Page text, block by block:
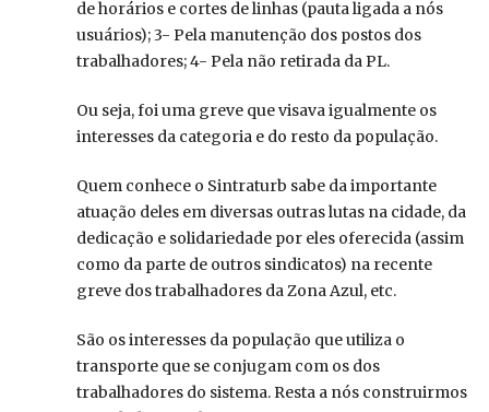
de horários e cortes de linhas (pauta ligada a nós
usuários); 3- Pela manutenção dos postos dos
trabalhadores; 4- Pela não retirada da PL.
Ou seja, foi uma greve que visava igualmente os
interesses da categoria e do resto da população.
Quem conhece o Sintraturb sabe da importante
atuação deles em diversas outras lutas na cidade, da
dedicação e solidariedade por eles oferecida (assim
como da parte de outros sindicatos) na recente
greve dos trabalhadores da Zona Azul, etc.
São os interesses da população que utiliza o
transporte que se conjugam com os dos
trabalhadores do sistema. Resta a nós construirmos